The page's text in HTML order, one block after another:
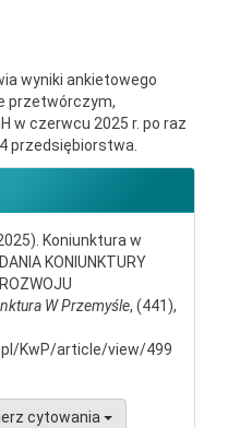
wyniki ankietowego
przetwórczym,
w czerwcu 2025 r. po raz
przedsiębiorstwa.
Koniunktura w
KONIUNKTURY
W Przemyśle, (441),
KwP/article/view/499
cytowania